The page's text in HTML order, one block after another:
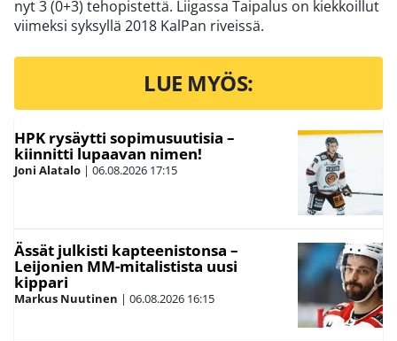
nyt 3 (0+3) tehopistettä. Liigassa Taipalus on kiekkoillut
viimeksi syksyllä 2018 KalPan riveissä.
LUE MYÖS:
HPK rysäytti sopimusuutisia –
kiinnitti lupaavan nimen!
Joni Alatalo | 06.08.2026 17:15
Ässät julkisti kapteenistonsa –
Leijonien MM-mitalistista uusi
kippari
Markus Nuutinen | 06.08.2026 16:15